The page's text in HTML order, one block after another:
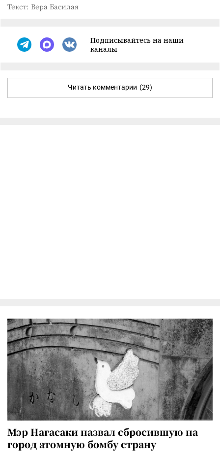
Текст: Вера Басилая
Подписывайтесь на наши
каналы
Читать комментарии (29)
Мэр Нагасаки назвал сбросившую на
город атомную бомбу страну